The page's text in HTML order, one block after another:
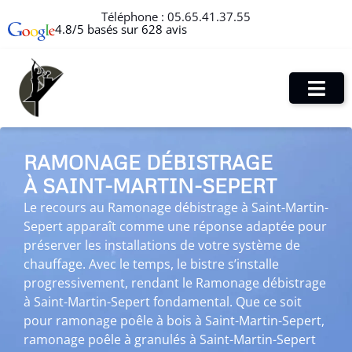
Téléphone : 05.65.41.37.55
4.8/5 basés sur 628 avis
RAMONAGE DÉBISTRAGE
À SAINT-MARTIN-SEPERT
Le recours au Ramonage débistrage à Saint-Martin-
Sepert apparaît comme une réponse adaptée pour
préserver les installations de votre système de
chauffage. Avec le temps, le bistre s’installe
progressivement, rendant le Ramonage débistrage
à Saint-Martin-Sepert fondamental. Que ce soit
pour ramonage poêle à bois à Saint-Martin-Sepert,
ramonage poêle à granulés à Saint-Martin-Sepert